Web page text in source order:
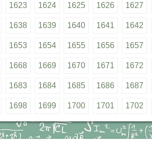
1623 1624 1625 1626 1627
1638 1639 1640 1641 1642
1653 1654 1655 1656 1657
1668 1669 1670 1671 1672
1683 1684 1685 1686 1687
1698 1699 1700 1701 1702